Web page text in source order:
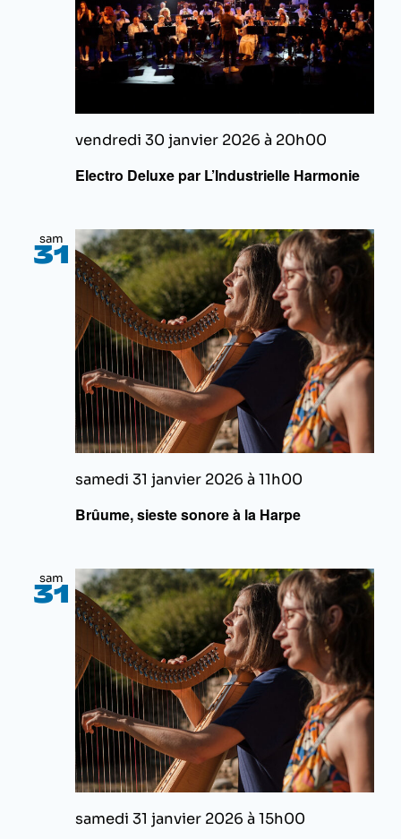
Electro Deluxe par L’Industrielle Harmonie
vendredi 30 janvier 2026 à 20h00
sam
31
Brûume, sieste sonore à la Harpe
samedi 31 janvier 2026 à 11h00
sam
31
samedi 31 janvier 2026 à 15h00